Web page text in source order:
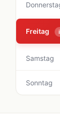
Freitag
Samstag
Sonntag